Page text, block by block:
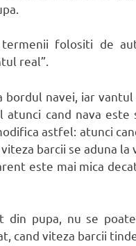
folositi de
real”.
navei, iar
cand nava este
astfel: atunci
barcii se aduna la
este mai mica
din pupa, nu se
cand viteza barcii